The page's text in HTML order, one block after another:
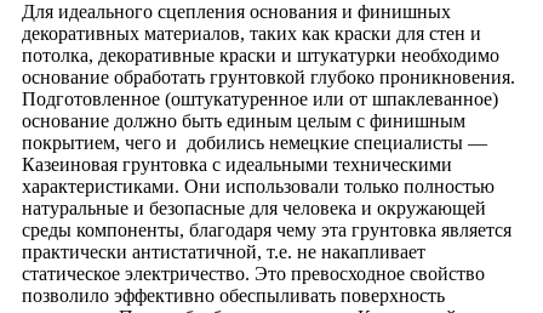
Для идеального сцепления основания и финишных
декоративных материалов, таких как краски для стен и
потолка, декоративные краски и штукатурки необходимо
основание обработать грунтовкой глубоко проникновения.
Подготовленное (оштукатуренное или от шпаклеванное)
основание должно быть единым целым с финишным
покрытием, чего и добились немецкие специалисты —
Казеиновая грунтовка с идеальными техническими
характеристиками. Они использовали только полностью
натуральные и безопасные для человека и окружающей
среды компоненты, благодаря чему эта грунтовка является
практически антистатичной, т.е. не накапливает
статическое электричество. Это превосходное свойство
позволило эффективно обеспыливать поверхность